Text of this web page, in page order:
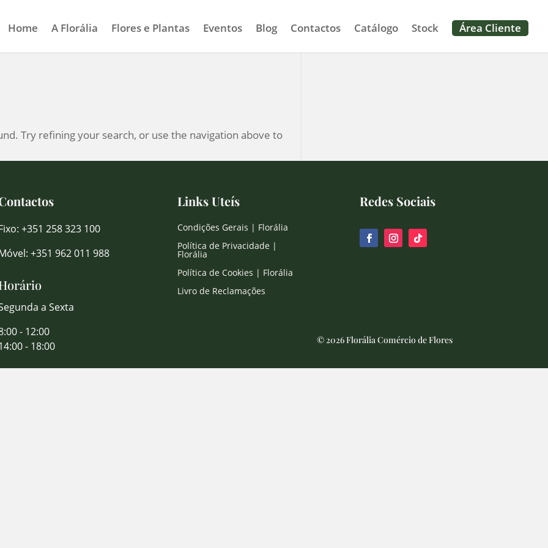
Home A Florália Flores e Plantas Eventos Blog Contactos Catálogo Stock Área Cliente
Try refining your search, or use the navigation above to
+351 258 323 100
+351 962 011 988
a Sexta
- 12:00
- 18:00
Links Uteís
Condições Gerais | Florália
Política de Privacidade |
Florália
Política de Cookies | Florália
Livro de Reclamações
Redes Sociais
© 2026 Florália Comércio de Flores